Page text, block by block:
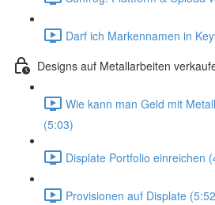
Darf ich Markennamen in
Designs auf Metallarbeiten
Wie kann man Geld mit
(5:03)
Displate Portfolio einreichen
Provisionen auf Displate